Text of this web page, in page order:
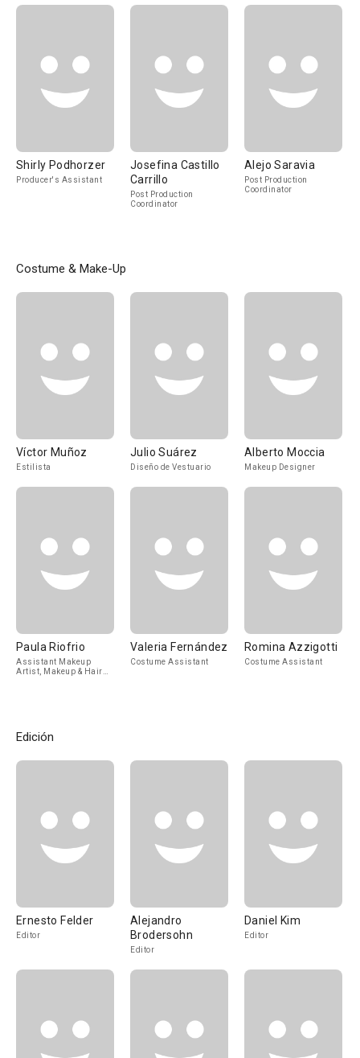
Shirly Podhorzer
Producer's Assistant
Josefina Castillo
Carrillo
Post Production
Coordinator
Alejo Saravia
Post Production
Coordinator
Costume & Make-Up
Víctor Muñoz
Estilista
Julio Suárez
Diseño de Vestuario
Alberto Moccia
Makeup Designer
Paula Riofrio
Assistant Makeup
Artist, Makeup & Hair
Valeria Fernández
Costume Assistant
Romina Azzigotti
Costume Assistant
Edición
Ernesto Felder
Editor
Alejandro
Brodersohn
Editor
Daniel Kim
Editor